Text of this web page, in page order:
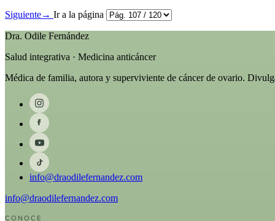
Siguiente→ Ir a la página
Dra. Odile Fernández
Salud integrativa · Medicina anticáncer
Médica de familia, autora y superviviente de cáncer de ovario.
info@draodilefernandez.com
info@draodilefernandez.com
CONOCE